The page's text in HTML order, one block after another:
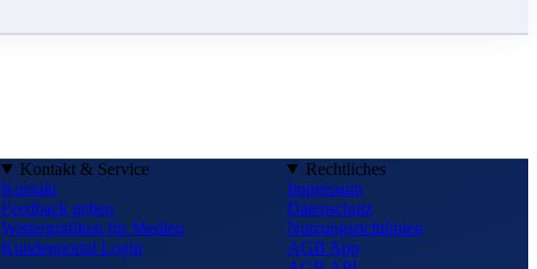
Kontakt & Service
Kontakt
Feedback geben
Wettergrafiken für Medien
Kundenportal Login
Rechtliches
Impressum
Datenschutz
Nutzungsrichtlinien
AGB App